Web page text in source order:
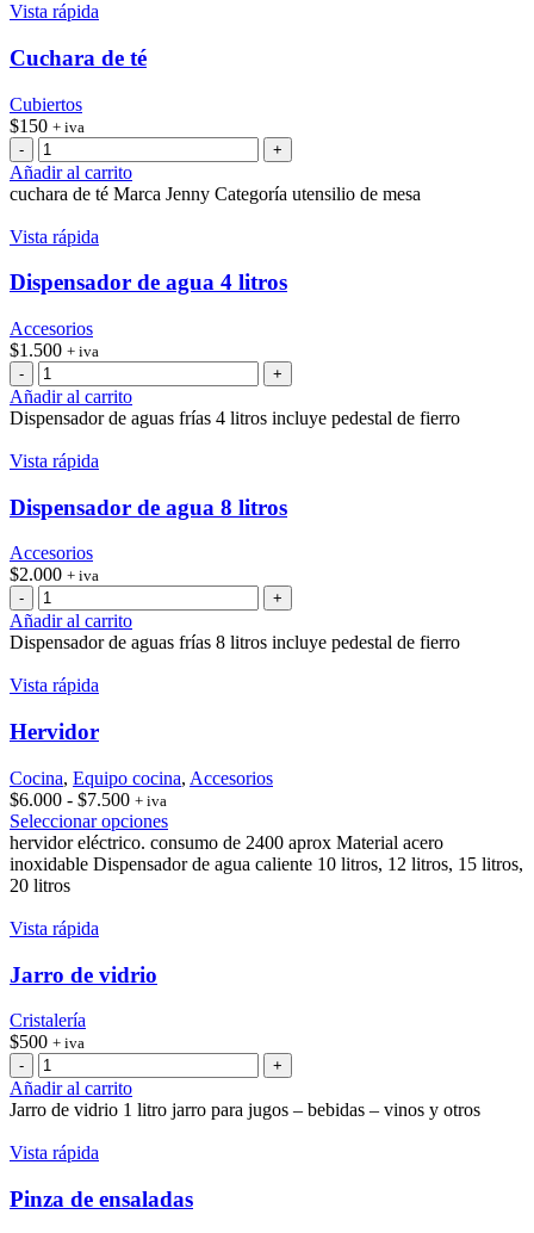
Vista rápida
Cuchara de té
Cubiertos
$150 + iva
Cuchara
de
té
Añadir al carrito
cuchara de té Marca Jenny Categoría utensilio de mesa
Vista rápida
Dispensador de agua 4 litros
Accesorios
$1.500 + iva
Dispensador
de
agua
4
litros
cantidad
Añadir al carrito
Dispensador de aguas frías 4 litros incluye pedestal de fierro
Vista rápida
Dispensador de agua 8 litros
Accesorios
$2.000 + iva
Dispensador
de
agua
8
litros
cantidad
Añadir al carrito
Dispensador de aguas frías 8 litros incluye pedestal de fierro
Vista rápida
Hervidor
Cocina, Equipo cocina, Accesorios
$6.000 - $7.500Rango
de
precios:
desde
+ iva
Seleccionar opcionesEste
producto
tiene
la
página
de
producto
hervidor eléctrico. consumo de 2400 aprox Material acero
inoxidable Dispensador de agua caliente 10 litros, 12 litros, 15 litros,
20 litros
Vista rápida
Jarro de vidrio
Cristalería
$500 + iva
Jarro
de
vidrio
Añadir al carrito
Jarro de vidrio 1 litro jarro para jugos – bebidas – vinos y otros
Vista rápida
Pinza de ensaladas